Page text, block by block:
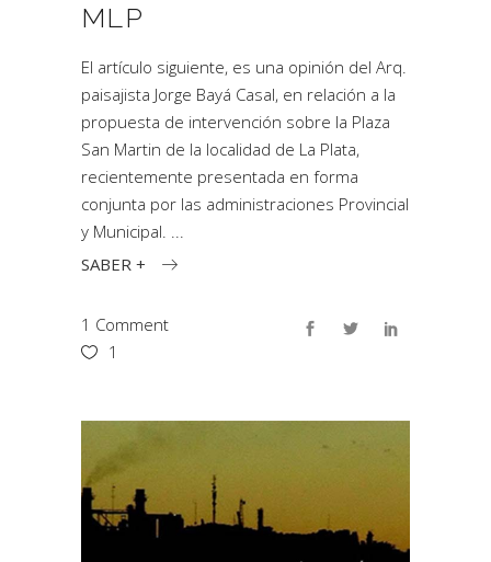
MLP
El artículo siguiente, es una opinión del Arq.
paisajista Jorge Bayá Casal, en relación a la
propuesta de intervención sobre la Plaza
San Martin de la localidad de La Plata,
recientemente presentada en forma
conjunta por las administraciones Provincial
y Municipal.
SABER +
1 Comment
1